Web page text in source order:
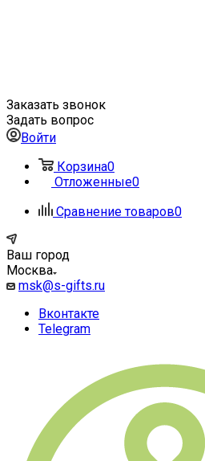
Заказать звонок
Задать вопрос
Войти
Корзина0
Отложенные0
Сравнение товаров0
Ваш город
Москва
msk@s-gifts.ru
Вконтакте
Telegram